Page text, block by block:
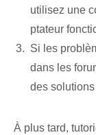
utilisez une
ptateur⁤
Si les
dans les
des
À plus tard,